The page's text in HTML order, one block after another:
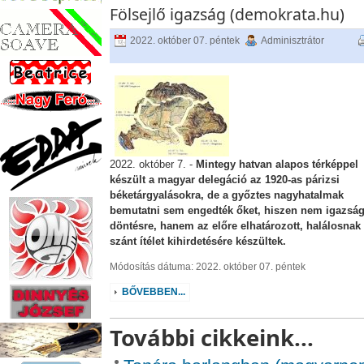
Fölsejlő igazság (demokrata.hu)
2022. október 07. péntek Adminisztrátor
2022. október 7. - Mintegy hatvan alapos térképpel
készült a magyar delegáció az 1920-as párizsi
béketárgyalásokra, de a győztes nagyhatalmak
bemutatni sem engedték őket, hiszen nem
döntésre, hanem az előre elhatározott, halálosnak
szánt ítélet kihirdetésére készültek.
Módosítás dátuma: 2022. október 07. péntek
BŐVEBBEN...
További cikkeink...